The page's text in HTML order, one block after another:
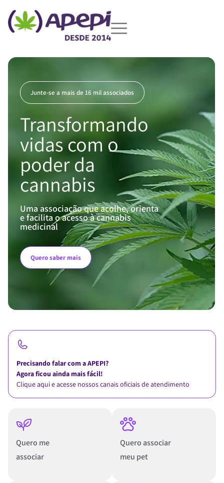
Junte-se a mais de 16 mil associados
Transformando
vidas com o
poder da
cannabis
Uma associação que acolhe, orienta
e facilita o acesso à cannabis
medicinal
Quero saber mais
Precisando falar com a APEPI?
Agora ficou ainda mais fácil!
Clique aqui e acesse nossos canais oficiais de atendimento
Quero me
associar
Quero associar
meu pet